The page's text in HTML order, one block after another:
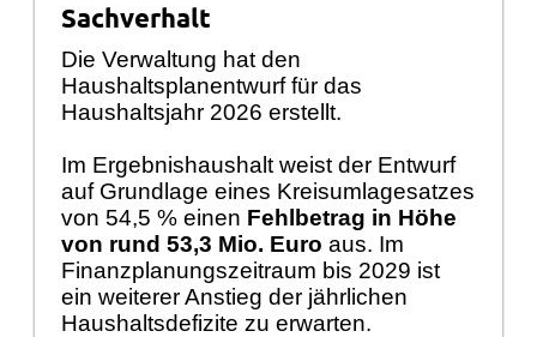
Sachverhalt
Die Verwaltung hat den
Haushaltsplanentwurf für das
Haushaltsjahr 2026 erstellt.
Im Ergebnishaushalt weist der Entwurf
auf Grundlage eines Kreisumlagesatzes
von 54,5 % einen Fehlbetrag in Höhe
von rund 53,3 Mio. Euro aus. Im
Finanzplanungszeitraum bis 2029 ist
ein weiterer Anstieg der jährlichen
Haushaltsdefizite zu erwarten.